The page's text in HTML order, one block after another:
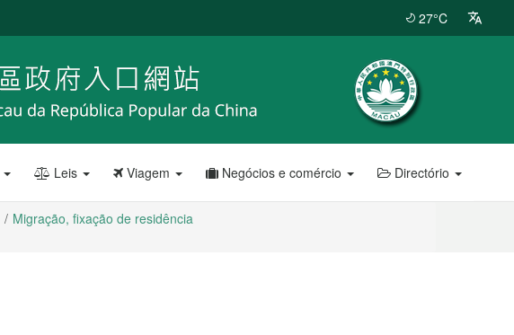
27°C
Leis Viagem Negócios e comércio Directório
Migração, fixação de residência